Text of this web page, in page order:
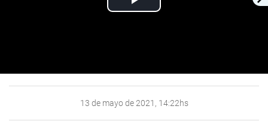
Play
13 de mayo de 2021, 14:22hs